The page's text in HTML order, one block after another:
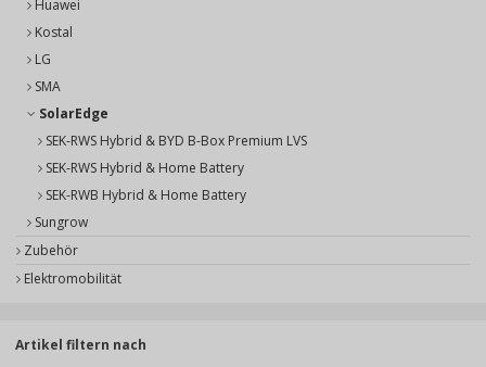
Huawei
Kostal
LG
SMA
SolarEdge
SEK-RWS Hybrid & BYD B-Box Premium LVS
SEK-RWS Hybrid & Home Battery
SEK-RWB Hybrid & Home Battery
Sungrow
Zubehör
Elektromobilität
Artikel filtern nach